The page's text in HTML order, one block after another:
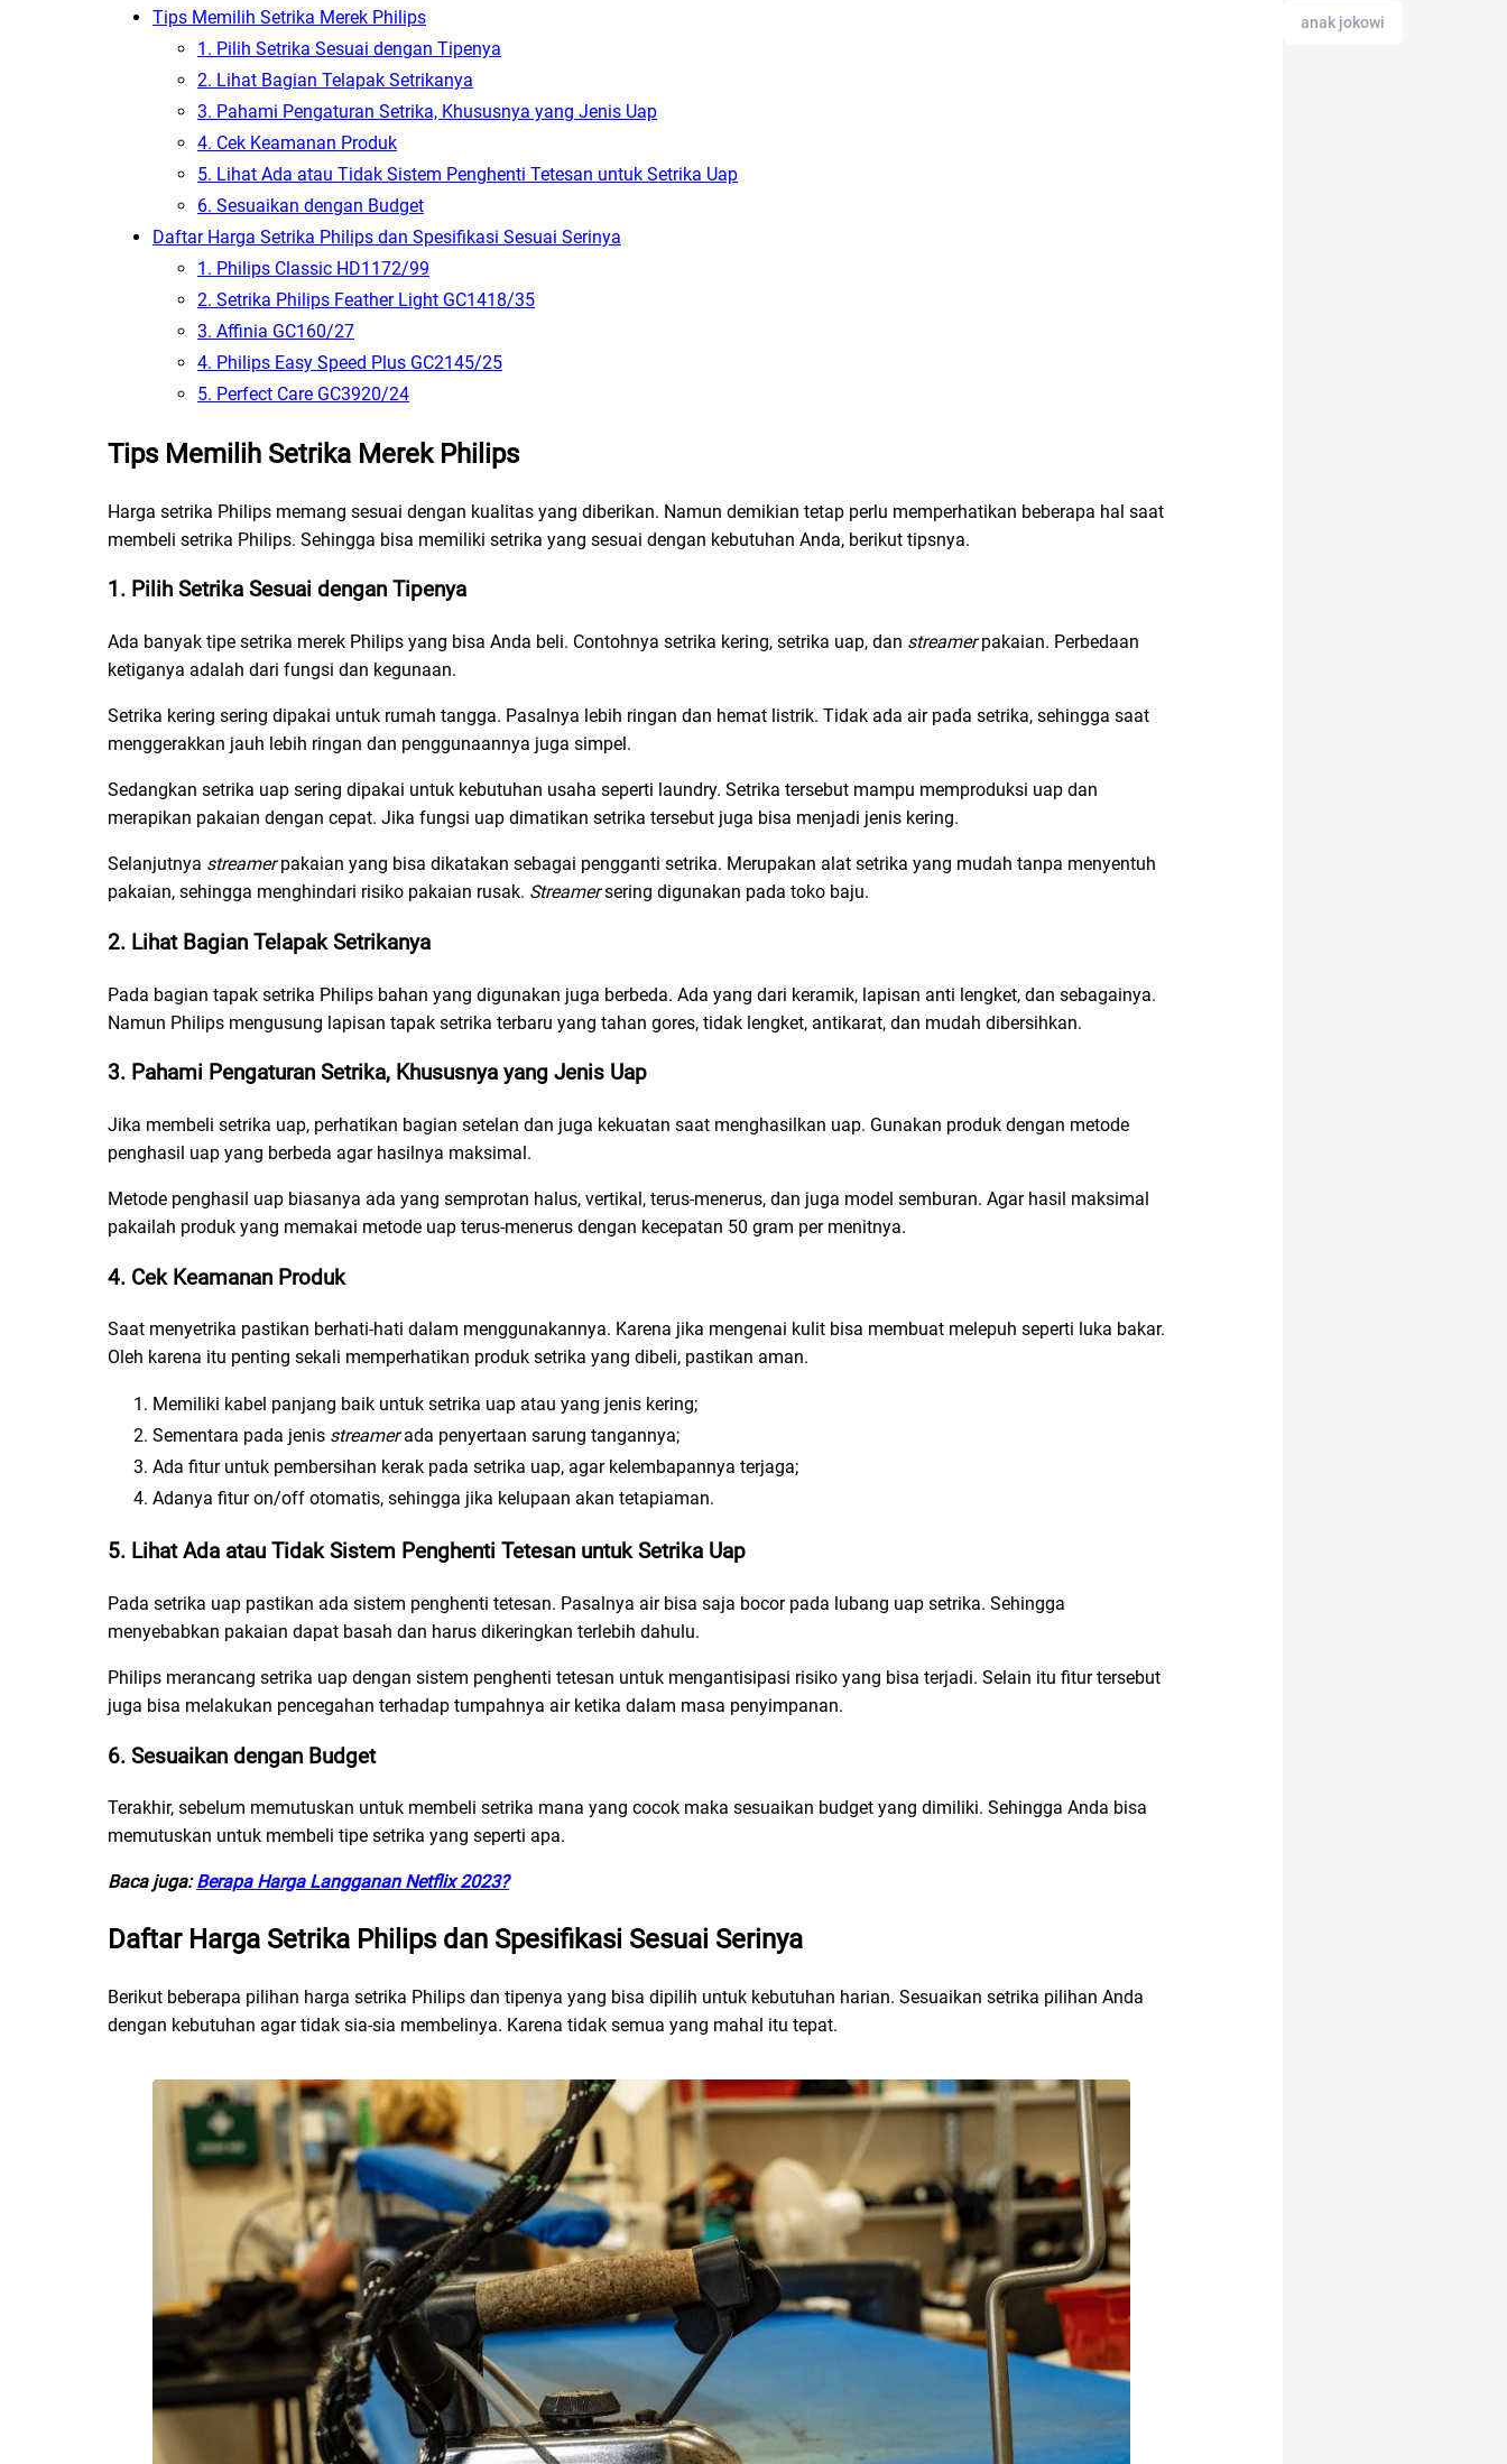
Tips Memilih Setrika Merek Philips
1. Pilih Setrika Sesuai dengan Tipenya
2. Lihat Bagian Telapak Setrikanya
3. Pahami Pengaturan Setrika, Khususnya yang Jenis Uap
4. Cek Keamanan Produk
5. Lihat Ada atau Tidak Sistem Penghenti Tetesan untuk Setrika Uap
6. Sesuaikan dengan Budget
Daftar Harga Setrika Philips dan Spesifikasi Sesuai Serinya
1. Philips Classic HD1172/99
2. Setrika Philips Feather Light GC1418/35
3. Affinia GC160/27
4. Philips Easy Speed Plus GC2145/25
5. Perfect Care GC3920/24
Tips Memilih Setrika Merek Philips
Harga setrika Philips memang sesuai dengan kualitas yang diberikan. Namun demikian tetap perlu memperhatikan beberapa hal saat
membeli setrika Philips. Sehingga bisa memiliki setrika yang sesuai dengan kebutuhan Anda, berikut tipsnya.
1. Pilih Setrika Sesuai dengan Tipenya
Ada banyak tipe setrika merek Philips yang bisa Anda beli. Contohnya setrika kering, setrika uap, dan streamerpakaian. Perbedaan
ketiganya adalah dari fungsi dan kegunaan.
Setrika kering sering dipakai untuk rumah tangga. Pasalnya lebih ringan dan hemat listrik. Tidak ada air pada setrika, sehingga saat
menggerakkan jauh lebih ringan dan penggunaannya juga simpel.
Sedangkan setrika uap sering dipakai untuk kebutuhan usaha seperti laundry. Setrika tersebut mampu memproduksi uap dan
merapikan pakaian dengan cepat. Jika fungsi uap dimatikan setrika tersebut juga bisa menjadi jenis kering.
Selanjutnya streamerpakaian yang bisa dikatakan sebagai pengganti setrika. Merupakan alat setrika yang mudah tanpa menyentuh
pakaian, sehingga menghindari risiko pakaian rusak. Streamersering digunakan pada toko baju.
2. Lihat Bagian Telapak Setrikanya
Pada bagian tapak setrika Philips bahan yang digunakan juga berbeda. Ada yang dari keramik, lapisan anti lengket, dan sebagainya.
Namun Philips mengusung lapisan tapak setrika terbaru yang tahan gores, tidak lengket, antikarat, dan mudah dibersihkan.
3. Pahami Pengaturan Setrika, Khususnya yang Jenis Uap
Jika membeli setrika uap, perhatikan bagian setelan dan juga kekuatan saat menghasilkan uap. Gunakan produk dengan metode
penghasil uap yang berbeda agar hasilnya maksimal.
Metode penghasil uap biasanya ada yang semprotan halus, vertikal, terus-menerus, dan juga model semburan. Agar hasil maksimal
pakailah produk yang memakai metode uap terus-menerus dengan kecepatan 50 gram per menitnya.
4. Cek Keamanan Produk
Saat menyetrika pastikan berhati-hati dalam menggunakannya. Karena jika mengenai kulit bisa membuat melepuh seperti luka bakar.
Oleh karena itu penting sekali memperhatikan produk setrika yang dibeli, pastikan aman.
Memiliki kabel panjang baik untuk setrika uap atau yang jenis kering;
Sementara pada jenis streamerada penyertaan sarung tangannya;
Ada fitur untuk pembersihan kerak pada setrika uap, agar kelembapannya terjaga;
Adanya fitur on/off otomatis, sehingga jika kelupaan akan tetapiaman.
5. Lihat Ada atau Tidak Sistem Penghenti Tetesan untuk Setrika Uap
Pada setrika uap pastikan ada sistem penghenti tetesan. Pasalnya air bisa saja bocor pada lubang uap setrika. Sehingga
menyebabkan pakaian dapat basah dan harus dikeringkan terlebih dahulu.
Philips merancang setrika uap dengan sistem penghenti tetesan untuk mengantisipasi risiko yang bisa terjadi. Selain itu fitur tersebut
juga bisa melakukan pencegahan terhadap tumpahnya air ketika dalam masa penyimpanan.
6. Sesuaikan dengan Budget
Terakhir, sebelum memutuskan untuk membeli setrika mana yang cocok maka sesuaikan budget yang dimiliki. Sehingga Anda bisa
memutuskan untuk membeli tipe setrika yang seperti apa.
Baca juga:Berapa Harga Langganan Netflix 2023?
Daftar Harga Setrika Philips dan Spesifikasi Sesuai Serinya
Berikut beberapa pilihan harga setrika Philips dan tipenya yang bisa dipilih untuk kebutuhan harian. Sesuaikan setrika pilihan Anda
dengan kebutuhan agar tidak sia-sia membelinya. Karena tidak semua yang mahal itu tepat.
anak jokowi